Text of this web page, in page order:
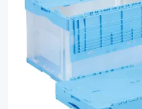
再生原料
イラン情勢まとめ
公式ブログ